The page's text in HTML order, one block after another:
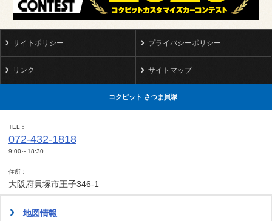
サイトポリシー プライバシーポリシー
リンク サイトマップ
コクピット さつま貝塚
TEL
072-432-1818
9:00～18:30
住所
大阪府貝塚市王子346-1
地図情報